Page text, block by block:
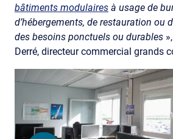
bâtiments modulaires à usage de
d’hébergements, de restauration ou
des besoins ponctuels ou durables
Derré, directeur commercial grands